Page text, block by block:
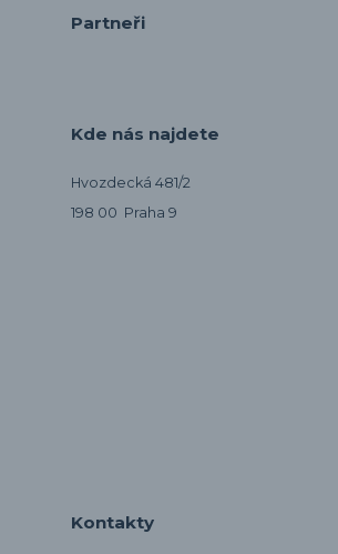
Partneři
Kde nás najdete
Hvozdecká 481/2
198 00 Praha 9
Kontakty